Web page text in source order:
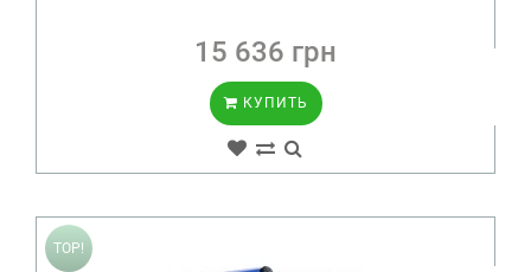
15 636 грн
КУПИТЬ
TOP!